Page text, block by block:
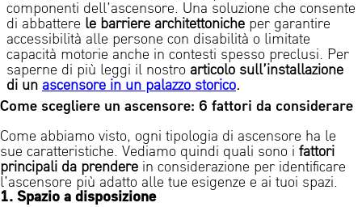
componenti dell’ascensore. Una soluzione che consente
di abbattere le barriere architettoniche per garantire
accessibilità alle persone con disabilità o limitate
capacità motorie anche in contesti spesso preclusi. Per
saperne di più leggi il nostro articolo sull’installazione
di un ascensore in un palazzo storico.
Come scegliere un ascensore: 6 fattori da considerare
Come abbiamo visto, ogni tipologia di ascensore ha le
sue caratteristiche. Vediamo quindi quali sono i fattori
principali da prendere in considerazione per identificare
l’ascensore più adatto alle tue esigenze e ai tuoi spazi.
1. Spazio a disposizione